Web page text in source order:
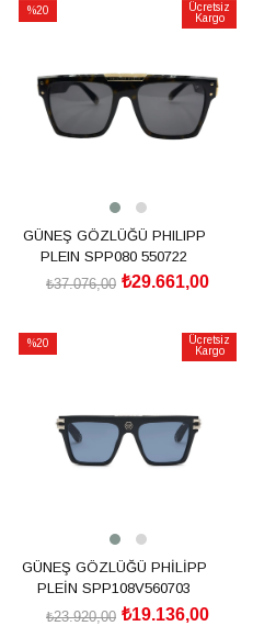
%20
Ücretsiz
Kargo
GÜNEŞ GÖZLÜĞÜ PHILIPP
PLEIN SPP080 550722
₺29.661,00
₺37.076,00
%20
Ücretsiz
Kargo
GÜNEŞ GÖZLÜĞÜ PHİLİPP
PLEİN SPP108V560703
₺19.136,00
₺23.920,00